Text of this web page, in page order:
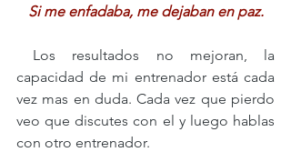
Si me enfadaba, me dejaban en paz.
capacidad de mi entrenador está cada
vez mas en duda. Cada vez que pierdo
veo que discutes con el y luego hablas
con otro entrenador.